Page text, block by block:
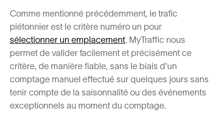
Comme mentionné précédemment, le trafic
piétonnier est le critère numéro un pour
sélectionner un emplacement. MyTraffic nous
permet de valider facilement et précisément ce
critère, de manière fiable, sans le biais d'un
comptage manuel effectué sur quelques jours sans
tenir compte de la saisonnalité ou des événements
exceptionnels au moment du comptage.